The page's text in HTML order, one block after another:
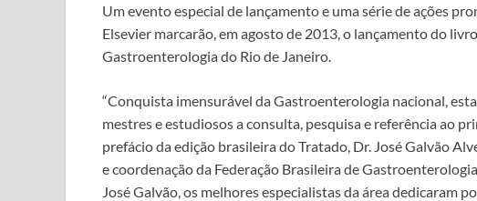
Um evento especial de lançamento e uma série de ações
Elsevier marcarão, em agosto de 2013, o lançamento do
Gastroenterologia do Rio de Janeiro.
“Conquista imensurável da Gastroenterologia nacional,
mestres e estudiosos a consulta, pesquisa e referência ao
prefácio da edição brasileira do Tratado, Dr. José Galvão
e coordenação da Federação Brasileira de
José Galvão, os melhores especialistas da área dedicaram